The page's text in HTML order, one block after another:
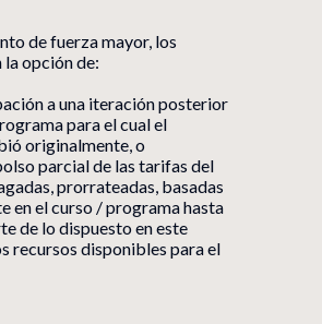
de fuerza mayor, los
opción de:
a una iteración posterior
para el cual el
originalmente, o
parcial de las tarifas del
prorrateadas, basadas
en el curso / programa hasta
de lo dispuesto en este
recursos disponibles para el